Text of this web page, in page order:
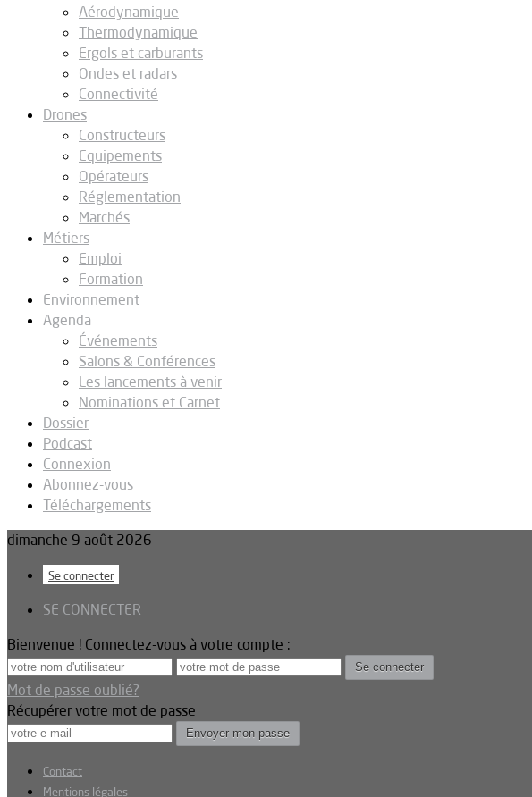
Aérodynamique
Thermodynamique
Ergols et carburants
Ondes et radars
Connectivité
Drones
Constructeurs
Equipements
Opérateurs
Réglementation
Marchés
Métiers
Emploi
Formation
Environnement
Agenda
Événements
Salons & Conférences
Les lancements à venir
Nominations et Carnet
Dossier
Podcast
Connexion
Abonnez-vous
Téléchargements
dimanche 9 août 2026
Se connecter
SE CONNECTER
Bienvenue ! Connectez-vous à votre compte :
Mot de passe oublié?
Récupérer votre mot de passe
Contact
Mentions légales